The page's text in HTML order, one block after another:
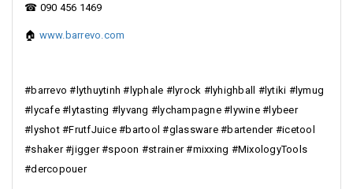
☎ 090 456 1469
🏠 www.barrevo.com
#barrevo #lythuytinh #lyphale #lyrock #lyhighball #lytiki #lymug
#lycafe #lytasting #lyvang #lychampagne #lywine #lybeer
#lyshot #FrutfJuice #bartool #glassware #bartender #icetool
#shaker #jigger #spoon #strainer #mixxing #MixologyTools
#dercopouer